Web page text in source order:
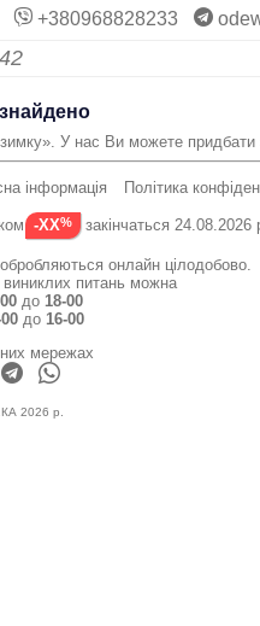
+380968828233
У нас Ви можете придбати
інформація Політика
-XX закінчаться 24.08.2026
онлайн цілодобово.
виниклих питань можна
до 18-00
до 16-00
мережах
2026 р.